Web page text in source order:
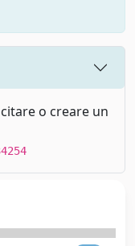
o creare un